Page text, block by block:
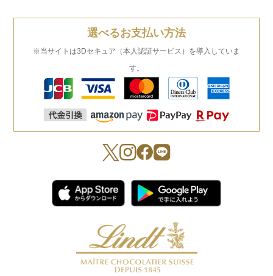
選べるお支払い方法
※当サイトは3Dセキュア（本人認証サービス）を導入していま
す。